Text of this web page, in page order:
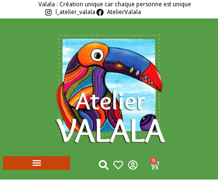
Valala : Création unique car chaque personne est unique
l_atelier_valala
AtelierValala
0